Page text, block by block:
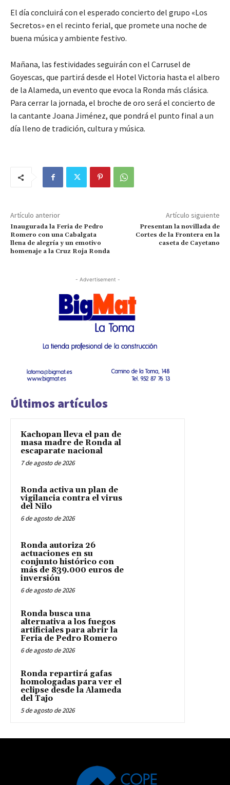
El día concluirá con el esperado concierto del grupo «Los
Secretos» en el recinto ferial, que promete una noche de
buena música y ambiente festivo.
Mañana, las festividades seguirán con el Carrusel de
Goyescas, que partirá desde el Hotel Victoria hasta el albero
de la Alameda, un evento que evoca la Ronda más clásica.
Para cerrar la jornada, el broche de oro será el concierto de
la cantante Joana Jiménez, que pondrá el punto final a un
día lleno de tradición, cultura y música.
Artículo anterior
Inaugurada la Feria de Pedro
Romero con una Cabalgata
llena de alegría y un emotivo
homenaje a la Cruz Roja Ronda
Artículo siguiente
Presentan la novillada de
Cortes de la Frontera en la
caseta de Cayetano
- Advertisement -
Últimos artículos
Kachopan lleva el pan de
masa madre de Ronda al
escaparate nacional
7 de agosto de 2026
Ronda activa un plan de
vigilancia contra el virus
del Nilo
6 de agosto de 2026
Ronda autoriza 26
actuaciones en su
conjunto histórico con
más de 839.000 euros de
inversión
6 de agosto de 2026
Ronda busca una
alternativa a los fuegos
artificiales para abrir la
Feria de Pedro Romero
6 de agosto de 2026
Ronda repartirá gafas
homologadas para ver el
eclipse desde la Alameda
del Tajo
5 de agosto de 2026